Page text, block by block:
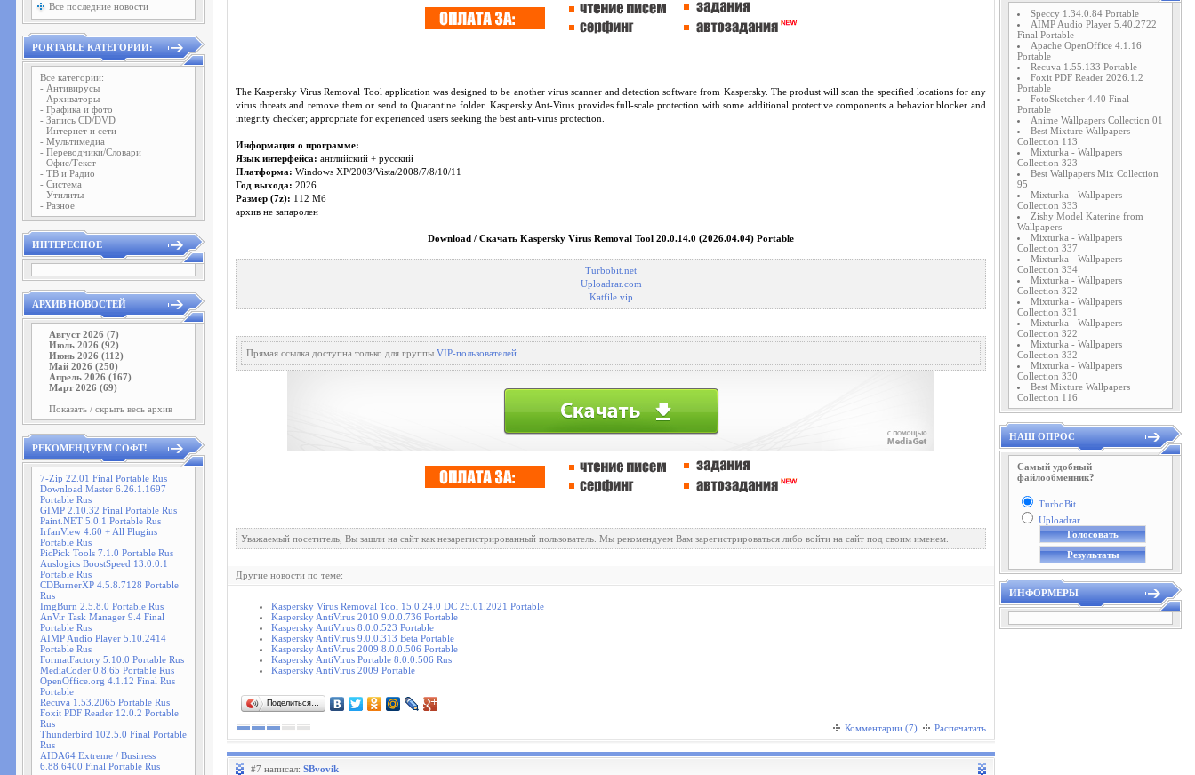
Все последние новости
PORTABLE КАТЕГОРИИ:
Все категории:
- Антивирусы
- Архиваторы
- Графика и фото
- Запись CD/DVD
- Интернет и сети
- Мультимедиа
- Переводчики/Словари
- Офис/Текст
- ТВ и Радио
- Система
- Утилиты
- Разное
ИНТЕРЕСНОЕ
АРХИВ НОВОСТЕЙ
Август 2026 (7)
Июль 2026 (92)
Июнь 2026 (112)
Май 2026 (250)
Апрель 2026 (167)
Март 2026 (69)
Показать / скрыть весь архив
РЕКОМЕНДУЕМ СОФТ!
7-Zip 22.01 Final Portable Rus
Download Master 6.26.1.1697
Portable Rus
GIMP 2.10.32 Final Portable Rus
Paint.NET 5.0.1 Portable Rus
IrfanView 4.60 + All Plugins
Portable Rus
PicPick Tools 7.1.0 Portable Rus
Auslogics BoostSpeed 13.0.0.1
Portable Rus
CDBurnerXP 4.5.8.7128 Portable
Rus
ImgBurn 2.5.8.0 Portable Rus
AnVir Task Manager 9.4 Final
Portable Rus
AIMP Audio Player 5.10.2414
Portable Rus
FormatFactory 5.10.0 Portable Rus
MediaCoder 0.8.65 Portable Rus
OpenOffice.org 4.1.12 Final Rus
Portable
Recuva 1.53.2065 Portable Rus
Foxit PDF Reader 12.0.2 Portable
Rus
Thunderbird 102.5.0 Final Portable
Rus
AIDA64 Extreme / Business
6.88.6400 Final Portable Rus
The Kaspersky Virus Removal Tool application was designed to be another virus scanner and detection software from Kaspersky. The produst will scan the specified locations for any
virus threats and remove them or send to Quarantine folder. Kaspersky Ant-Virus provides full-scale protection with some additional protective components a behavior blocker and
integrity checker; appropriate for experienced users seeking the best anti-virus protection.
Информация о программе:
Язык интерфейса: английский + русский
Платформа: Windows XP/2003/Vista/2008/7/8/10/11
Год выхода: 2026
Размер (7z): 112 Мб
архив не запаролен
Download / Скачать Kaspersky Virus Removal Tool 20.0.14.0 (2026.04.04) Portable
Turbobit.net
Uploadrar.com
Katfile.vip
Прямая ссылка доступна только для группы VIP-пользователей
Уважаемый посетитель, Вы зашли на сайт как незарегистрированный пользователь. Мы рекомендуем Вам зарегистрироваться либо войти на сайт под своим именем.
Другие новости по теме:
Kaspersky Virus Removal Tool 15.0.24.0 DC 25.01.2021 Portable
Kaspersky AntiVirus 2010 9.0.0.736 Portable
Kaspersky AntiVirus 8.0.0.523 Portable
Kaspersky AntiVirus 9.0.0.313 Beta Portable
Kaspersky AntiVirus 2009 8.0.0.506 Portable
Kaspersky AntiVirus Portable 8.0.0.506 Rus
Kaspersky AntiVirus 2009 Portable
Поделиться…
Комментарии (7) Распечатать
#7 написал: SBvovik
Speccy 1.34.0.84 Portable
AIMP Audio Player 5.40.2722
Final Portable
Apache OpenOffice 4.1.16
Portable
Recuva 1.55.133 Portable
Foxit PDF Reader 2026.1.2
Portable
FotoSketcher 4.40 Final
Portable
Anime Wallpapers Collection 01
Best Mixture Wallpapers
Collection 113
Mixturka - Wallpapers
Collection 323
Best Wallpapers Mix Collection
95
Mixturka - Wallpapers
Collection 333
Zishy Model Katerine from
Wallpapers
Mixturka - Wallpapers
Collection 337
Mixturka - Wallpapers
Collection 334
Mixturka - Wallpapers
Collection 322
Mixturka - Wallpapers
Collection 331
Mixturka - Wallpapers
Collection 322
Mixturka - Wallpapers
Collection 332
Mixturka - Wallpapers
Collection 330
Best Mixture Wallpapers
Collection 116
НАШ ОПРОС
Самый удобный
файлообменник?
TurboBit
Uploadrar
ИНФОРМЕРЫ